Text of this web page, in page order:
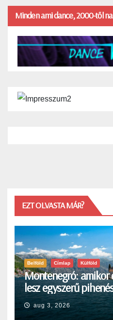
Minden ami dance, 2000-től
EZT OLVASTA MÁR?
Belföld Címlap Külföld
Montenegró: amikor
lesz egyszerű
aug 3, 2026